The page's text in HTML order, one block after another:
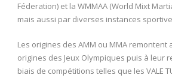
Féderation) et la WMMAA (World Mixt
mais aussi par diverses instances
Les origines des AMM ou MMA remontent
origines des Jeux Olympiques puis à leur
biais de compétitions telles que les VALE